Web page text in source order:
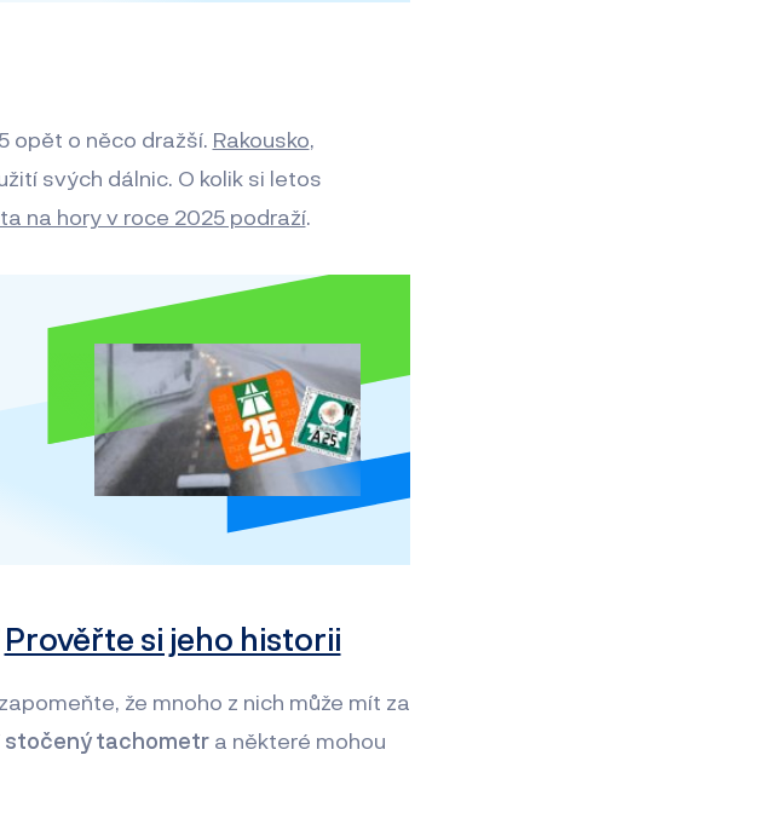
opět o něco dražší. Rakousko,
svých dálnic. O kolik si letos
na hory v roce 2025 podraží.
Prověřte si jeho historii
že mnoho z nich může mít za
stočený tachometra některé mohou